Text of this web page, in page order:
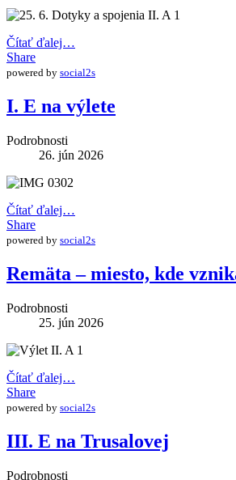
Čítať ďalej…
Share
powered by social2s
I. E na výlete
Podrobnosti
26. jún 2026
Čítať ďalej…
Share
powered by social2s
Remäta – miesto, kde
Podrobnosti
25. jún 2026
Čítať ďalej…
Share
powered by social2s
III. E na Trusalovej
Podrobnosti